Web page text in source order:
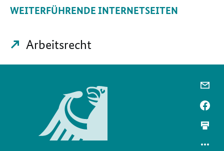
WEITERFÜHRENDE INTERNETSEITEN
Arbeitsrecht